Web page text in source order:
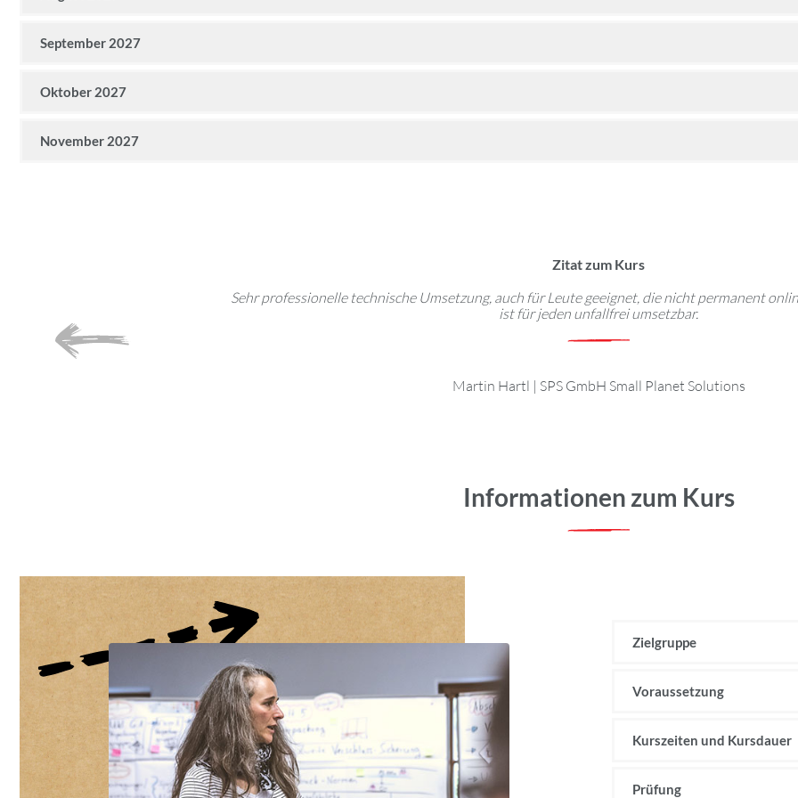
September 2027
Oktober 2027
November 2027
Zitat zum Kurs
Sehr professionelle technische Umsetzung, auch für Leute geeignet, die nicht permanent
ist für jeden unfallfrei umsetzbar.
Martin Hartl | SPS GmbH Small Planet Solutions
Informationen zum Kurs
Zielgruppe
Voraussetzung
Kurszeiten und Kursdauer
Prüfung